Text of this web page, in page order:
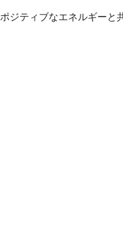
ティブなエネルギーと